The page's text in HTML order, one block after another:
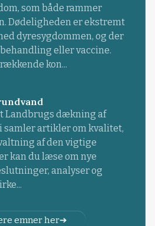
som både rammer
Dødeligheden er ekstremt
dyresygdommen, og der
eller vaccine.
kon...
Landbrugs dækning af
samler artikler om kvalitet,
af den vigtige
kan du læse om nye
analyser og
emner her